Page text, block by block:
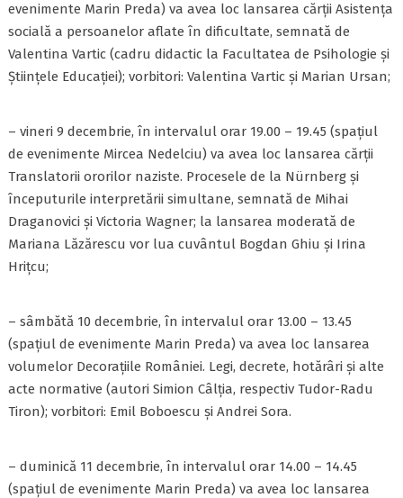
evenimente Marin Preda) va avea loc lansarea cărții Asistența
socială a persoanelor aflate în dificultate, semnată de
Valentina Vartic (cadru didactic la Facultatea de Psihologie și
Științele Educației); vorbitori: Valentina Vartic și Marian Ursan;
– vineri 9 decembrie, în intervalul orar 19.00 – 19.45 (spațiul
de evenimente Mircea Nedelciu) va avea loc lansarea cărții
Translatorii ororilor naziste. Procesele de la Nürnberg și
începuturile interpretării simultane, semnată de Mihai
Draganovici și Victoria Wagner; la lansarea moderată de
Mariana Lăzărescu vor lua cuvântul Bogdan Ghiu și Irina
Hrițcu;
– sâmbătă 10 decembrie, în intervalul orar 13.00 – 13.45
(spațiul de evenimente Marin Preda) va avea loc lansarea
volumelor Decorațiile României. Legi, decrete, hotărâri și alte
acte normative (autori Simion Câlția, respectiv Tudor-Radu
Tiron); vorbitori: Emil Boboescu și Andrei Sora.
– duminică 11 decembrie, în intervalul orar 14.00 – 14.45
(spațiul de evenimente Marin Preda) va avea loc lansarea